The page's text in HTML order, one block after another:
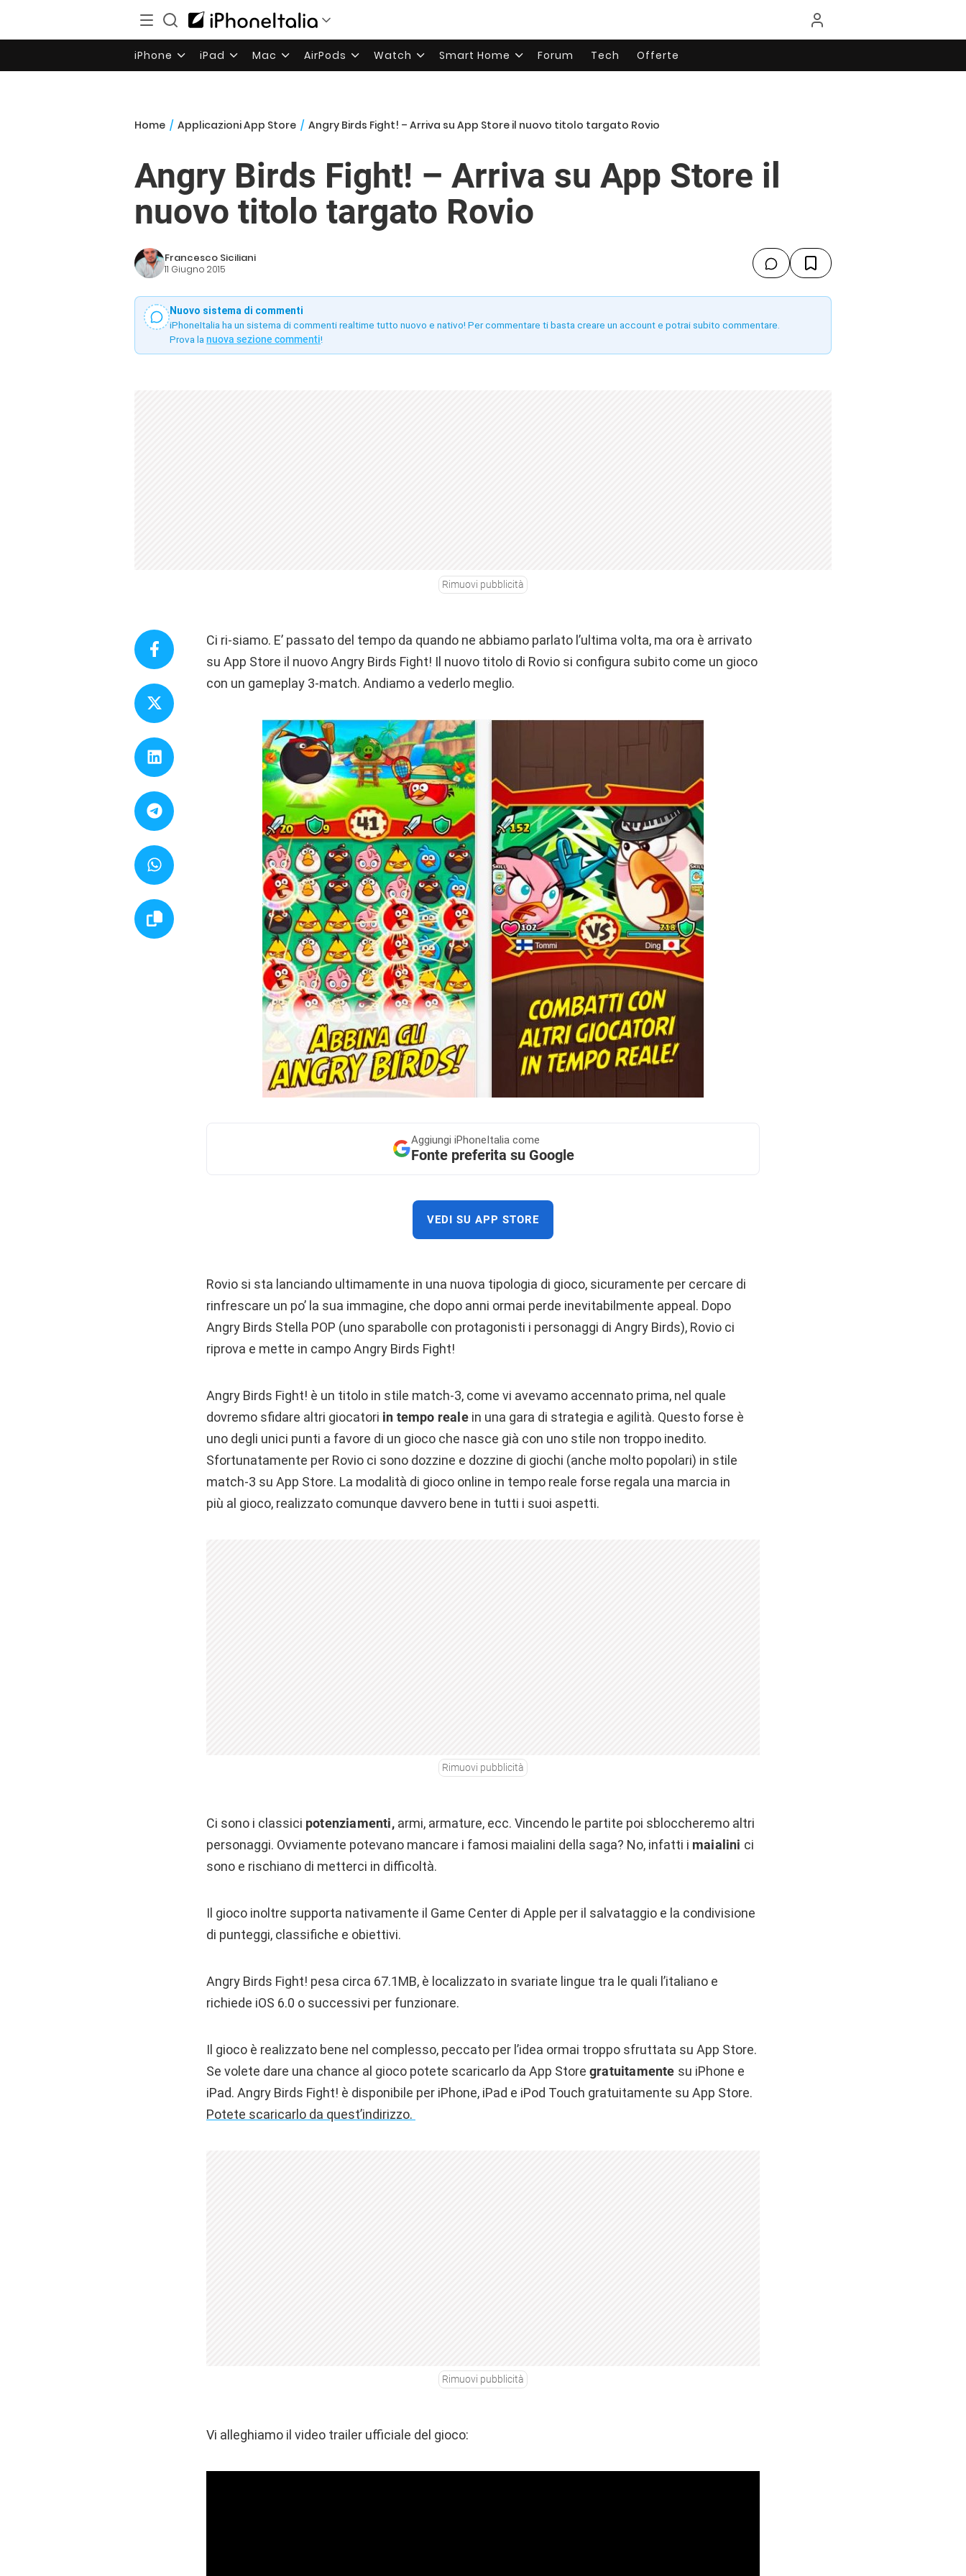
iPhone iPad Mac AirPods Watch Smart Home Forum Tech Offerte
Home / Applicazioni App Store / Angry Birds Fight! – Arriva su App Store il nuovo titolo targato Rovio
Angry Birds Fight! – Arriva su App Store il
nuovo titolo targato Rovio
Francesco Siciliani
11 Giugno 2015
Nuovo sistema di commenti
iPhoneItalia ha un sistema di commenti realtime tutto nuovo e nativo! Per commentare ti basta creare un account e potrai subito commentare.
Prova la nuova sezione commenti!
Rimuovi pubblicità
Ci ri-siamo. E’ passato del tempo da quando ne abbiamo parlato l’ultima volta, ma ora è arrivato
su App Store il nuovo Angry Birds Fight! Il nuovo titolo di Rovio si configura subito come un gioco
con un gameplay 3-match. Andiamo a vederlo meglio.
Aggiungi iPhoneItalia come
Fonte preferita su Google
VEDI SU APP STORE
Rovio si sta lanciando ultimamente in una nuova tipologia di gioco, sicuramente per cercare di
rinfrescare un po’ la sua immagine, che dopo anni ormai perde inevitabilmente appeal. Dopo
Angry Birds Stella POP (uno sparabolle con protagonisti i personaggi di Angry Birds), Rovio ci
riprova e mette in campo Angry Birds Fight!
Angry Birds Fight! è un titolo in stile match-3, come vi avevamo accennato prima, nel quale
dovremo sfidare altri giocatori in tempo realein una gara di strategia e agilità. Questo forse è
uno degli unici punti a favore di un gioco che nasce già con uno stile non troppo inedito.
Sfortunatamente per Rovio ci sono dozzine e dozzine di giochi (anche molto popolari) in stile
match-3 su App Store. La modalità di gioco online in tempo reale forse regala una marcia in
più al gioco, realizzato comunque davvero bene in tutti i suoi aspetti.
Rimuovi pubblicità
Ci sono i classici potenziamenti,armi, armature, ecc. Vincendo le partite poi sbloccheremo altri
personaggi. Ovviamente potevano mancare i famosi maialini della saga? No, infatti i maialini ci
sono e rischiano di metterci in difficoltà.
Il gioco inoltre supporta nativamente il Game Center di Apple per il salvataggio e la condivisione
di punteggi, classifiche e obiettivi.
Angry Birds Fight! pesa circa 67.1MB, è localizzato in svariate lingue tra le quali l’italiano e
richiede iOS 6.0 o successivi per funzionare.
Il gioco è realizzato bene nel complesso, peccato per l’idea ormai troppo sfruttata su App Store.
Se volete dare una chance al gioco potete scaricarlo da App Store gratuitamente su iPhone e
iPad. Angry Birds Fight! è disponibile per iPhone, iPad e iPod Touch gratuitamente su App Store.
Potete scaricarlo da quest’indirizzo.
Rimuovi pubblicità
Vi alleghiamo il video trailer ufficiale del gioco: